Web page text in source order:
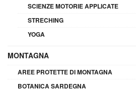
SCIENZE MOTORIE APPLICATE
STRECHING
YOGA
MONTAGNA
AREE PROTETTE DI MONTAGNA
BOTANICA SARDEGNA